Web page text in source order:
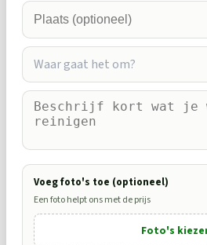
Waar gaat het om?
Voeg foto's toe (optioneel)
Een foto helpt ons met de prijs
Foto's